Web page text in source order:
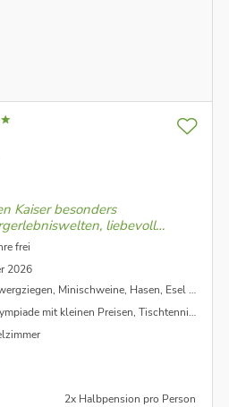
Kaiser besonders
liebevoll
Geschichte und
Familienangebot der Region
frei
2026
Minischweine, Hasen, Esel uvm.
Tischtennisturnieren und hauseigenem Animationsprogramm
2x Halbpension pro Person